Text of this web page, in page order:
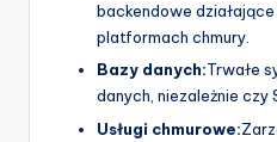
backendowe
platformach chmury.
Bazy danych:Trwałe
danych, niezależnie czy
Usługi chmurowe: